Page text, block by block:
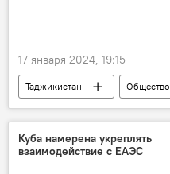
17 января 2024, 19:15
Таджикистан Общество
Куба намерена укреплять
взаимодействие с ЕАЭС